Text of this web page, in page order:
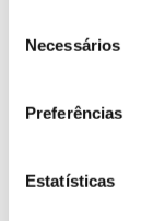
Necessários
Preferências
Estatísticas
Registar
cidadãos